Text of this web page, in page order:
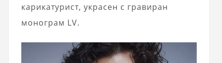
карикатурист, украсен с гравиран
монограм LV.